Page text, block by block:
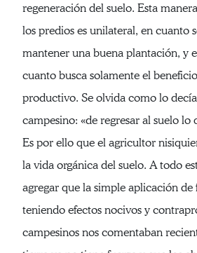
regeneración del suelo. Esta
los predios es unilateral, en cuanto
mantener una buena plantación, y
cuanto busca solamente el
productivo. Se olvida como lo
campesino: «de regresar al suelo lo
Es por ello que el agricultor
la vida orgánica del suelo. A todo
agregar que la simple aplicación de
teniendo efectos nocivos y
campesinos nos comentaban